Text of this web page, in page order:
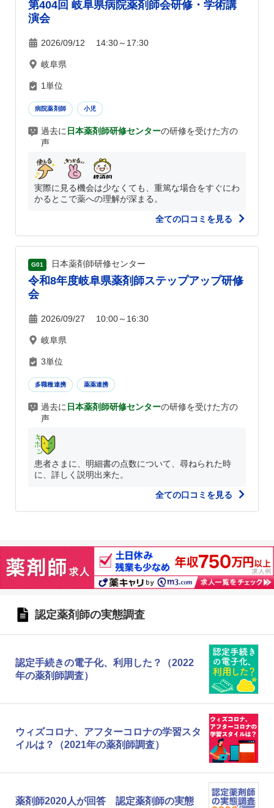
第404回 岐阜県病院薬剤師会研修・学術講
演会
2026/09/12 14:30～17:30
岐阜県
1単位
病院薬剤師 小児
過去に 日本薬剤師研修センターの研修を受けた方の
声
実際に見る機会は少なくても、重篤な場合をすぐにわ
かるとこで薬への理解が深まる。
全ての口コミを見る
G01 日本薬剤師研修センター
令和8年度岐阜県薬剤師ステップアップ研修
会
2026/09/27 10:00～16:30
岐阜県
3単位
多職種連携 薬薬連携
過去に 日本薬剤師研修センターの研修を受けた方の
声
患者さまに、明細書の点数について、尋ねられた時
に、詳しく説明出来た。
全ての口コミを見る
認定薬剤師の実態調査
認定手続きの電子化、利用した？（2022
年の薬剤師調査）
ウィズコロナ、アフターコロナの学習スタ
イルは？（2021年の薬剤師調査）
薬剤師2020人が回答 認定薬剤師の実態